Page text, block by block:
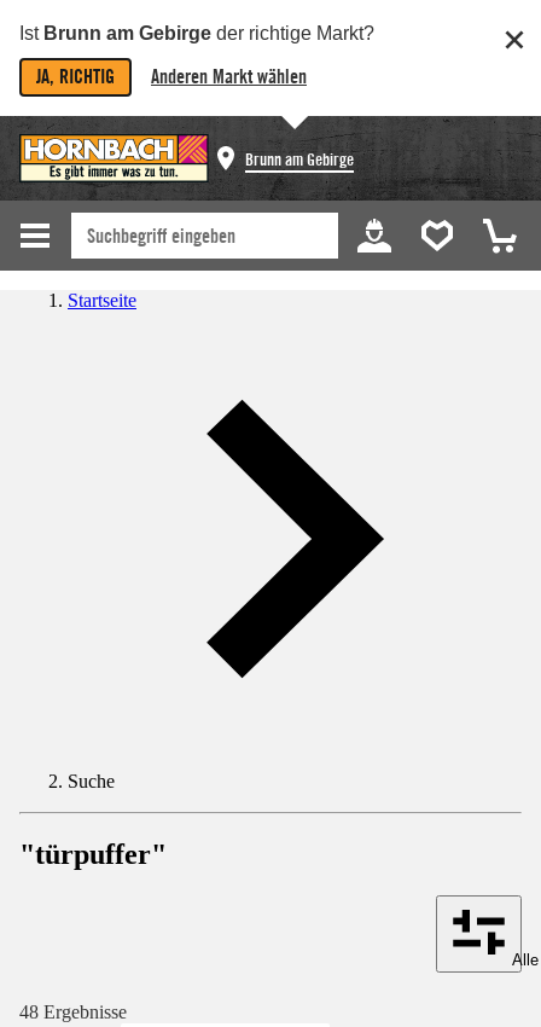
Ist Brunn am Gebirge der richtige Markt?
JA, RICHTIG Anderen Markt wählen
Brunn am Gebirge
Startseite
Suche
"türpuffer"
48 Ergebnisse